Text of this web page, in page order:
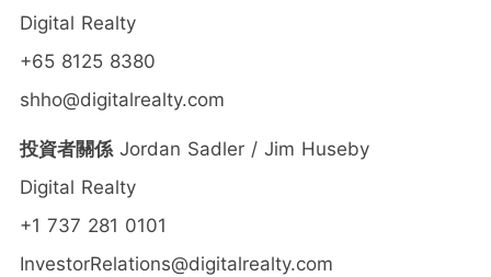
Digital Realty
+65 8125 8380
shho@digitalrealty.com
投資者關係Jordan Sadler / Jim Huseby
Digital Realty
+1 737 281 0101
InvestorRelations@digitalrealty.com